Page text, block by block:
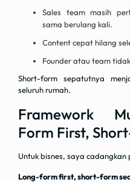
Sales team masih
sama berulang kali.
Content cepat hilang
Founder atau team
Short-form sepatutnya
seluruh rumah.
Framework
Form First,
Untuk bisnes, saya cadangkan
Long-form first, short-form